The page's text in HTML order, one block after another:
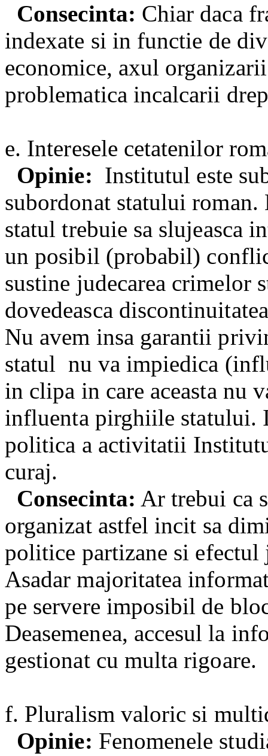
Consecinta: Chiar daca
indexate si in functie de
economice, axul
problematica incalcarii
e. Interesele cetatenilor
Opinie: Institutul este
subordonat statului
statul trebuie sa slujeasca
un posibil (probabil)
sustine judecarea crimelor
dovedeasca
Nu avem insa garantii
statul nu va impiedica
in clipa in care aceasta nu
influenta pirghiile statului.
politica a activitatii
curaj.
Consecinta: Ar trebui ca
organizat astfel incit sa
politice partizane si
Asadar majoritatea
pe servere imposibil de
Deasemenea, accesul la
gestionat cu multa rigoare.
f. Pluralism valoric si
Opinie: Fenomenele